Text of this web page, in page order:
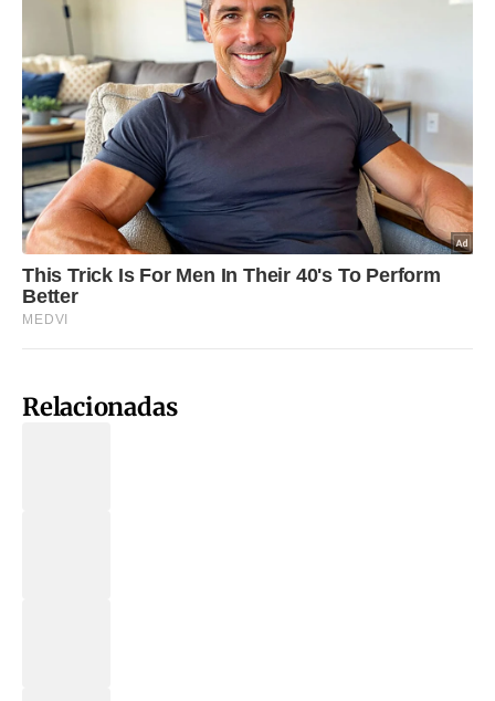
Relacionadas